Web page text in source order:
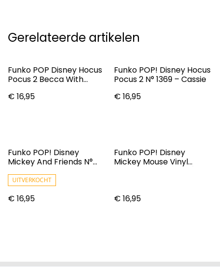
Gerelateerde artikelen
Funko POP Disney Hocus
Pocus 2 Becca With
€ 16,95
Funko POP! Disney Hocus
Pocus 2 N° 1369 – Cassie
€ 16,95
Funko POP! Disney
Mickey And Friends N°
UITVERKOCHT
€ 16,95
Funko POP! Disney
Mickey Mouse Vinyl
€ 16,95